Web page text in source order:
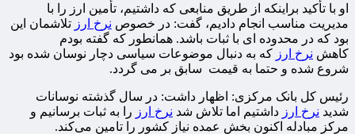
او با تأکید براینکه از طریق منابعی که داشتیم، تأمین ارز را با
مدیریت مناسب انجام دادیم، گفت: در خصوص نرخ ارز تلاشمان این
بود که در محدوده ای با ثبات باشد. همانطور که گفته بودم
کاهش نرخ ارز که به دنبال موضوعات سیاسی دچار نوسان شده بود
شروع شده و حتما به قیمت سابق بر می گردد.
رئیس کل بانک مرکزی: اظهار داشت: در سال گذشته نوسانات
شدید نرخ ارز داشتیم اما تلاش شد نرخ ارز را به ثبات برسانیم و
مرکز مبادله اکنون بخش عمده نیاز کشور را تامین می‌کند.